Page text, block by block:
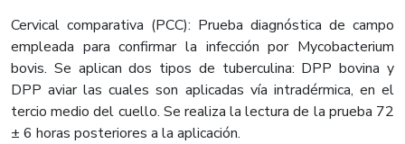
Cervical comparativa (PCC): Prueba diagnóstica de campo
empleada para confirmar la infección por Mycobacterium
bovis. Se aplican dos tipos de tuberculina: DPP bovina y
DPP aviar las cuales son aplicadas vía intradérmica, en el
tercio medio del cuello. Se realiza la lectura de la prueba 72
± 6 horas posteriores a la aplicación.